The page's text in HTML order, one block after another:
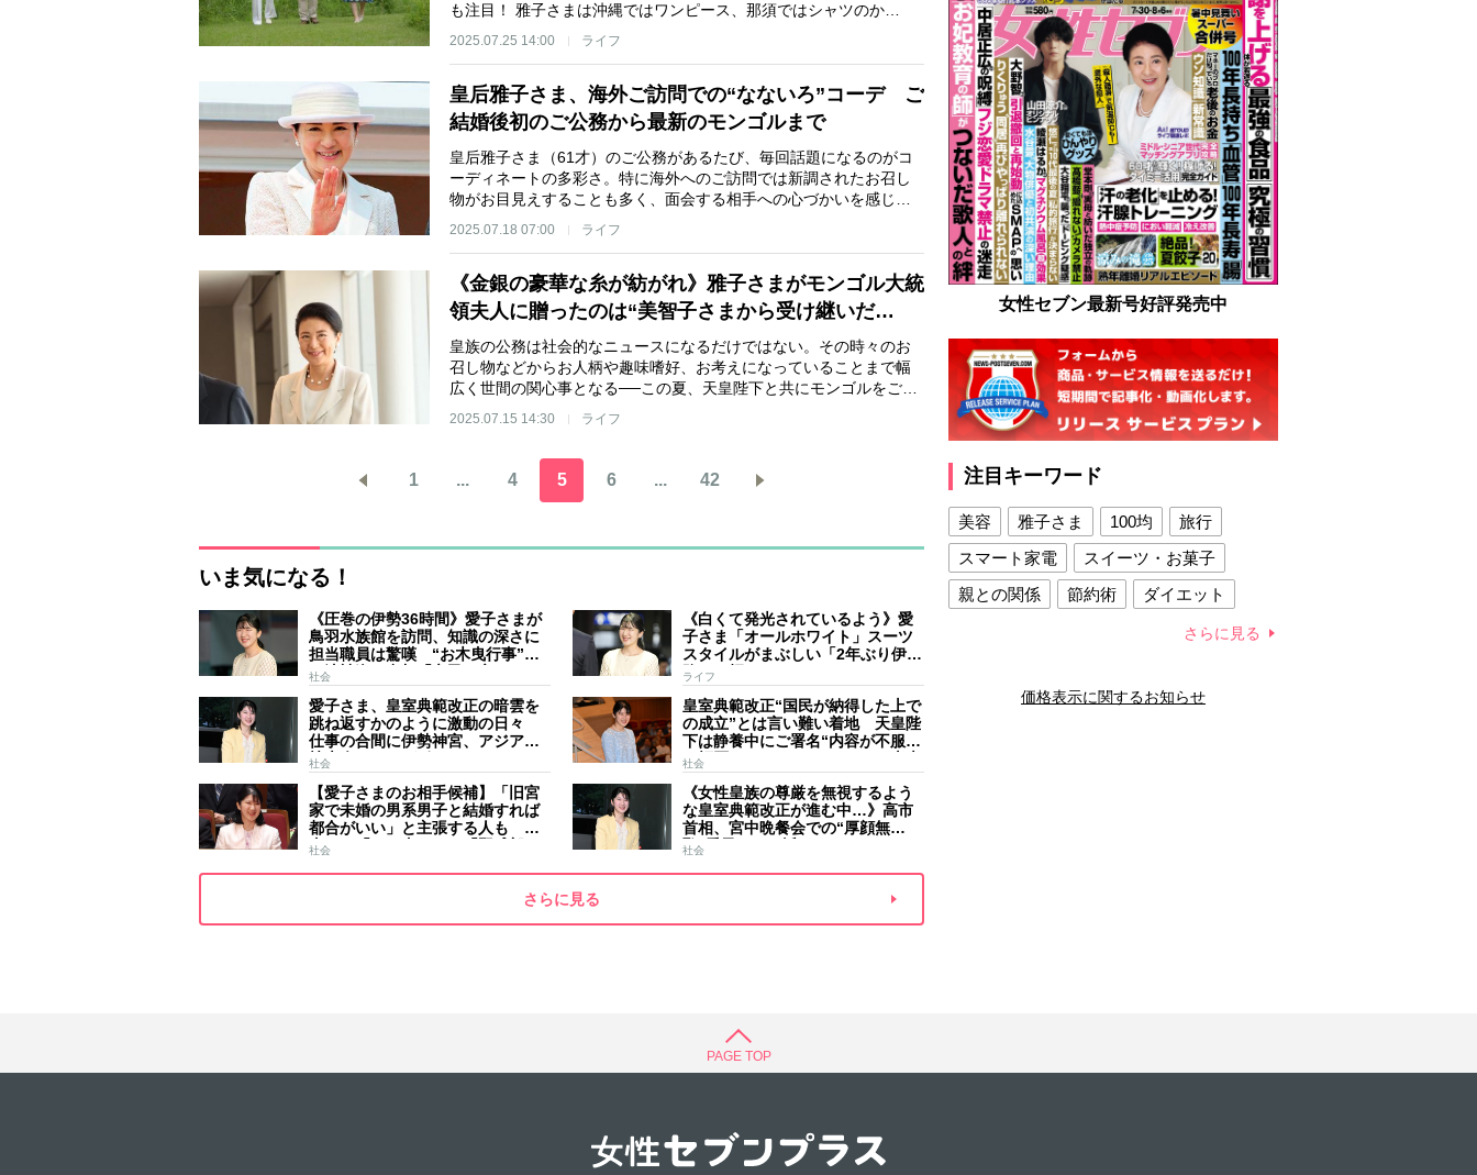
も注目！ 雅子さまは沖縄ではワンピース、那須ではシャツのか…
2025.07.25 14:00 ライフ
皇后雅子さま、海外ご訪問での“なないろ”コーデ ご
結婚後初のご公務から最新のモンゴルまで
皇后雅子さま（61才）のご公務があるたび、毎回話題になるのがコ
ーディネートの多彩さ。特に海外へのご訪問では新調されたお召し
物がお目見えすることも多く、面会する相手への心づかいを感じ…
2025.07.18 07:00 ライフ
《金銀の豪華な糸が紡がれ》雅子さまがモンゴル大統
領夫人に贈ったのは“美智子さまから受け継いだ…
皇族の公務は社会的なニュースになるだけではない。その時々のお
召し物などからお人柄や趣味嗜好、お考えになっていることまで幅
広く世間の関心事となる──この夏、天皇陛下と共にモンゴルをご…
2025.07.15 14:30 ライフ
1 ... 4 5 6 ... 42
いま気になる！
《圧巻の伊勢36時間》愛子さまが
鳥羽水族館を訪問、知識の深さに
担当職員は驚嘆 “お木曳行事”に
は法被姿で参加「市民に交じって
一生懸命引いておられました」
社会
《白くて発光されているよう》愛
子さま「オールホワイト」スーツ
スタイルがまぶしい「2年ぶり伊勢
路」の輝き
ライフ
愛子さま、皇室典範改正の暗雲を
跳ね返すかのように激動の日々
仕事の合間に伊勢神宮、アジア競
技大会、シンガポール…スケジュ
ールはびっしり 「天皇家のご長
女」の揺るがぬ思い
社会
皇室典範改正“国民が納得した上で
の成立”とは言い難い着地 天皇陛
下は静養中にご署名“内容が不服で
も拒否することはできない” 米大
手紙は男系男子に固執する日本の
現状を批判的に報道
社会
【愛子さまのお相手候補】「旧宮
家で未婚の男系男子と結婚すれば
都合がいい」と主張する人も 過
去には「のび太くん」「野球部エ
前
社会
《女性皇族の尊厳を無視するよう
な皇室典範改正が進む中…》高市
首相、宮中晩餐会での“厚顔無
恥”愛子さまに近づきハイテンショ
ほど取り囲む
社会
さらに見る
女性セブン最新号好評発売中
注目キーワード
美容 雅子さま 100均
旅行
スマート家電
スイーツ・お菓子
親との関係
節約術
ダイエット
夫との関係
新津春子 どか食い
さらに見る
価格表示に関するお知らせ
PAGE TOP